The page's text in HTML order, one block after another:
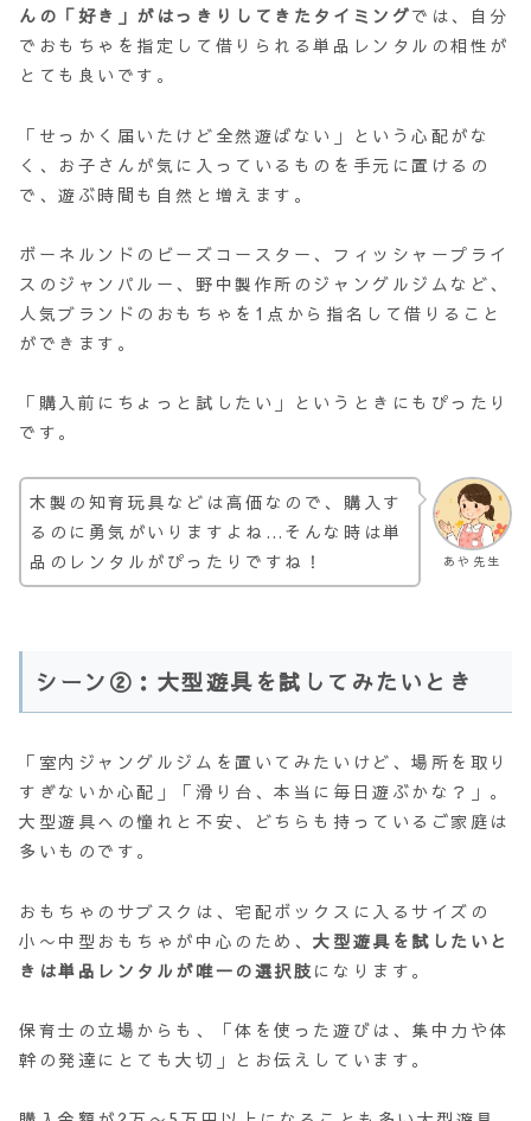
んの「好き」がはっきりしてきたタイミングでは、自分
でおもちゃを指定して借りられる単品レンタルの相性が
とても良いです。
「せっかく届いたけど全然遊ばない」という心配がな
く、お子さんが気に入っているものを手元に置けるの
で、遊ぶ時間も自然と増えます。
ボーネルンドのビーズコースター、フィッシャープライ
スのジャンパルー、野中製作所のジャングルジムなど、
人気ブランドのおもちゃを1点から指名して借りること
ができます。
「購入前にちょっと試したい」というときにもぴったり
です。
あや先生
木製の知育玩具などは高価なので、購入す
るのに勇気がいりますよね…そんな時は単
品のレンタルがぴったりですね！
シーン②：大型遊具を試してみたいとき
「室内ジャングルジムを置いてみたいけど、場所を取り
すぎないか心配」「滑り台、本当に毎日遊ぶかな？」。
大型遊具への憧れと不安、どちらも持っているご家庭は
多いものです。
おもちゃのサブスクは、宅配ボックスに入るサイズの
小〜中型おもちゃが中心のため、大型遊具を試したいと
きは単品レンタルが唯一の選択肢 になります。
保育士の立場からも、「体を使った遊びは、集中力や体
幹の発達にとても大切」とお伝えしています。